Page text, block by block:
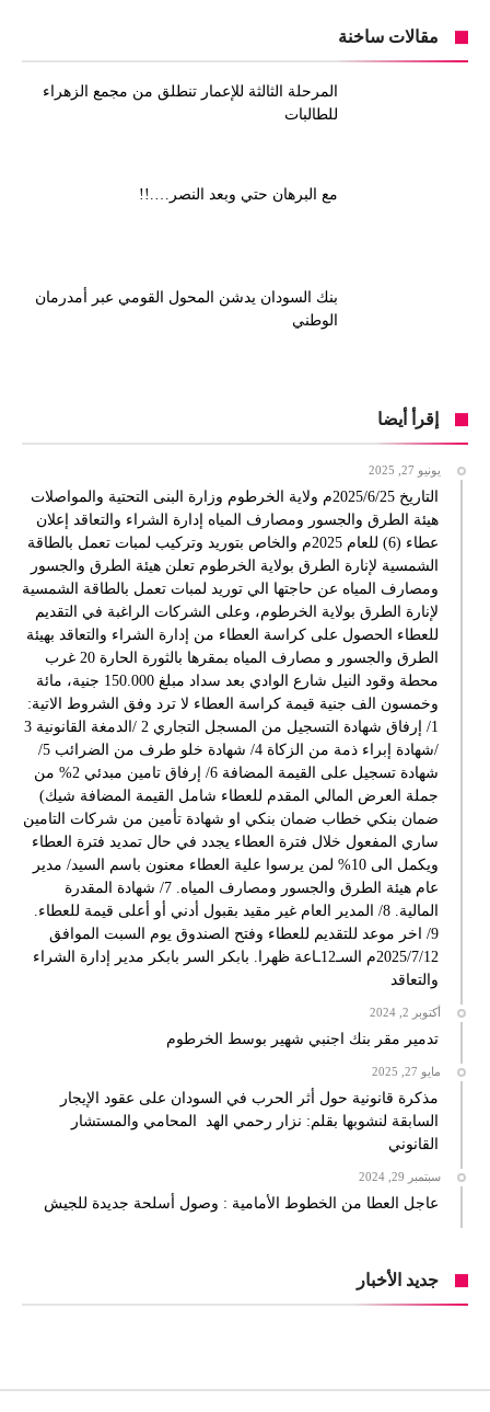
مقالات ساخنة
المرحلة الثالثة للإعمار تنطلق من مجمع الزهراء
للطالبات
مع البرهان حتي وبعد النصر….!!
بنك السودان يدشن المحول القومي عبر أمدرمان
الوطني
إقرأ أيضا
يونيو 27, 2025
التاريخ 2025/6/25م ولاية الخرطوم وزارة البنى التحتية والمواصلات
هيئة الطرق والجسور ومصارف المياه إدارة الشراء والتعاقد إعلان
عطاء (6) للعام 2025م والخاص بتوريد وتركيب لمبات تعمل بالطاقة
الشمسية لإنارة الطرق بولاية الخرطوم تعلن هيئة الطرق والجسور
ومصارف المياه عن حاجتها الي توريد لمبات تعمل بالطاقة الشمسية
لإنارة الطرق بولاية الخرطوم، وعلى الشركات الراغبة في التقديم
للعطاء الحصول على كراسة العطاء من إدارة الشراء والتعاقد بهيئة
الطرق والجسور و مصارف المياه بمقرها بالثورة الحارة 20 غرب
محطة وقود النيل شارع الوادي بعد سداد مبلغ 150.000 جنية، مائة
وخمسون الف جنية قيمة كراسة العطاء لا ترد وفق الشروط الاتية:
1/ إرفاق شهادة التسجيل من المسجل التجاري 2 /الدمغة القانونية 3
/شهادة إبراء ذمة من الزكاة 4/ شهادة خلو طرف من الضرائب 5/
شهادة تسجيل على القيمة المضافة 6/ إرفاق تامين مبدئي 2% من
جملة العرض المالي المقدم للعطاء شامل القيمة المضافة شيك)
ضمان بنكي خطاب ضمان بنكي او شهادة تأمين من شركات التامين
ساري المفعول خلال فترة العطاء يجدد في حال تمديد فترة العطاء
ويكمل الى 10% لمن يرسوا علية العطاء معنون باسم السيد/ مدير
عام هيئة الطرق والجسور ومصارف المياه. 7/ شهادة المقدرة
المالية. 8/ المدير العام غير مقيد بقبول أدني أو أعلى قيمة للعطاء.
9/ اخر موعد للتقديم للعطاء وفتح الصندوق يوم السبت الموافق
2025/7/12م السـ12ـاعة ظهرا. بابكر السر بابكر مدير إدارة الشراء
والتعاقد
أكتوبر 2, 2024
تدمير مقر بنك اجنبي شهير بوسط الخرطوم
مايو 27, 2025
مذكرة قانونية حول أثر الحرب في السودان على عقود الإيجار
السابقة لنشوبها بقلم: نزار رحمي الهد المحامي والمستشار
القانوني
سبتمبر 29, 2024
عاجل العطا من الخطوط الأمامية : وصول أسلحة جديدة للجيش
جديد الأخبار